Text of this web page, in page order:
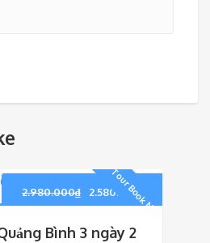
Tour Book Nhiều
2.980.000₫
Giá
gốc
2.580.000
Bình 3 ngày 2